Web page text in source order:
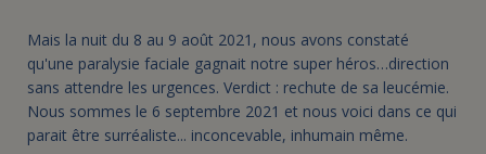
Mais la nuit du 8 au 9 août 2021, nous avons constaté
qu'une paralysie faciale gagnait notre super héros…direction
sans attendre les urgences. Verdict : rechute de sa leucémie.
Nous sommes le 6 septembre 2021 et nous voici dans ce qui
parait être surréaliste... inconcevable, inhumain même.